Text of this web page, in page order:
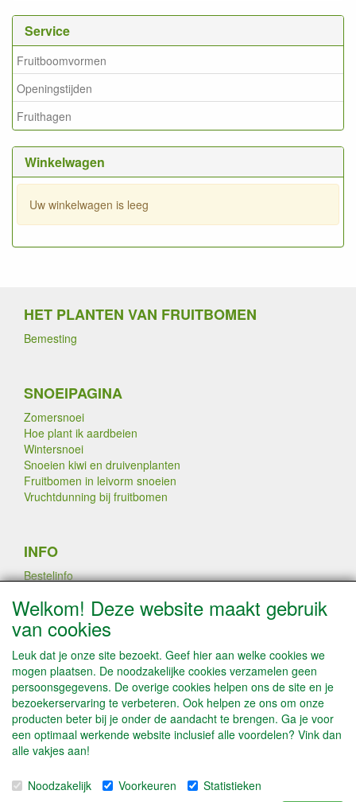
Service
Fruitboomvormen
Openingstijden
Fruithagen
Winkelwagen
Uw winkelwagen is leeg
HET PLANTEN VAN FRUITBOMEN
Bemesting
SNOEIPAGINA
Zomersnoei
Hoe plant ik aardbeien
Wintersnoei
Snoeien kiwi en druivenplanten
Fruitbomen in leivorm snoeien
Vruchtdunning bij fruitbomen
INFO
Bestelinfo
Betaalmogelijkheden
Contact / Disclaimer
Algemene leveringsvoorwaarden & Privacyverklaring
PLANTEN DOOR AATREE LATEN
VEREDELEN
SOCIALE MEDIA
Welkom! Deze website maakt gebruik
van cookies
Leuk dat je onze site bezoekt. Geef hier aan welke cookies we
mogen plaatsen. De noodzakelijke cookies verzamelen geen
persoonsgegevens. De overige cookies helpen ons de site en je
bezoekerservaring te verbeteren. Ook helpen ze ons om onze
producten beter bij je onder de aandacht te brengen. Ga je voor
een optimaal werkende website inclusief alle voordelen? Vink dan
alle vakjes aan!
Noodzakelijk Voorkeuren
Statistieken